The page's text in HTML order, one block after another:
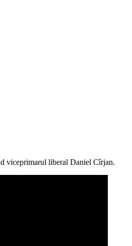
viceprimarul liberal Daniel Cîrjan.